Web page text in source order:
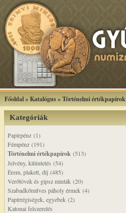
Főoldal»Katalógus»Történelmi értékpapírok
Kategóriák
Papírpénz (1)
Fémpénz (191)
Történelmi értékpapírok (513)
Jelvény, kitüntetés (54)
Érem, plakett, díj (485)
Verőtövek és gipsz minták (20)
Szabadkőműves páholy érmek (4)
Papírrégiségek, egyebek (2)
Katonai felszerelés